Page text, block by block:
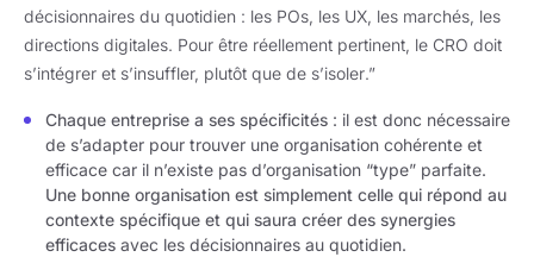
décisionnaires du quotidien : les POs, les UX, les marchés, les
directions digitales. Pour être réellement pertinent, le CRO doit
s’intégrer et s’insuffler, plutôt que de s’isoler.”
Chaque entreprise a ses spécificités : il est donc nécessaire
de s’adapter pour trouver une organisation cohérente et
efficace car il n’existe pas d’organisation “type” parfaite.
Une bonne organisation est simplement celle qui répond au
contexte spécifique et qui saura créer des synergies
efficaces avec les décisionnaires au quotidien.